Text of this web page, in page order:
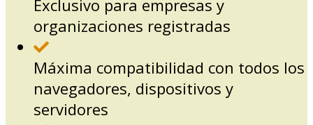
Exclusivo para empresas y
organizaciones registradas
Máxima compatibilidad con todos los
navegadores, dispositivos y
servidores